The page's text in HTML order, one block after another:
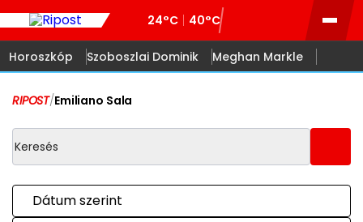
24°C 40°C
Horoszkóp Szoboszlai Dominik Meghan Markle
RIPOST/Emiliano Sala
Dátum szerint